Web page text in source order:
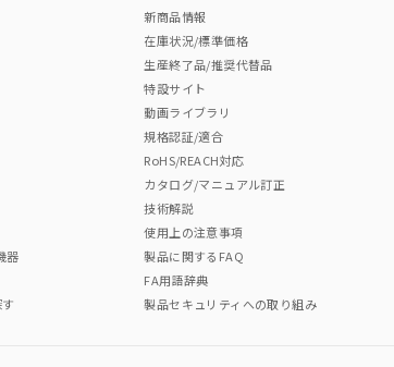
Cr(VI)
記載がされた商品であっても、流通在庫等で未対応
は、弊社営業部門もしくは販売店へお問い合わせくだ
器
新商品情報
在庫状況/標準価格
生産終了品/推奨代替品
特設サイト
動画ライブラリ
規格認証/適合
RoHS/REACH対応
カタログ/マニュアル訂正
技術解説
使用上の注意事項
製品に関するFAQ
FA用語辞典
製品セキュリティへの取り組み